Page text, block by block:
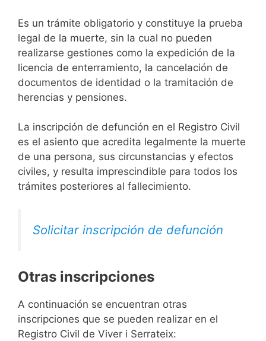
Es un trámite obligatorio y constituye la prueba
legal de la muerte, sin la cual no pueden
realizarse gestiones como la expedición de la
licencia de enterramiento, la cancelación de
documentos de identidad o la tramitación de
herencias y pensiones.
La inscripción de defunción en el Registro Civil
es el asiento que acredita legalmente la muerte
de una persona, sus circunstancias y efectos
civiles, y resulta imprescindible para todos los
trámites posteriores al fallecimiento.
Solicitar inscripción de defunción
Otras inscripciones
A continuación se encuentran otras
inscripciones que se pueden realizar en el
Registro Civil de Viver i Serrateix: